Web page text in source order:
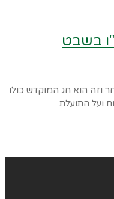
בשבט
וזה הוא חג המוקדש כולו
ועל התועלת